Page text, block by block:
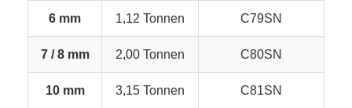
6 mm 1,12 Tonnen C79SN
7 / 8 mm 2,00 Tonnen C80SN
10 mm 3,15 Tonnen C81SN